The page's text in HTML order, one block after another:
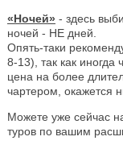
«Ночей» - здесь
ночей - НЕ дней.
Опять-таки
8-13), так как
цена на более
чартером, окажется
Можете уже сейчас
туров по вашим